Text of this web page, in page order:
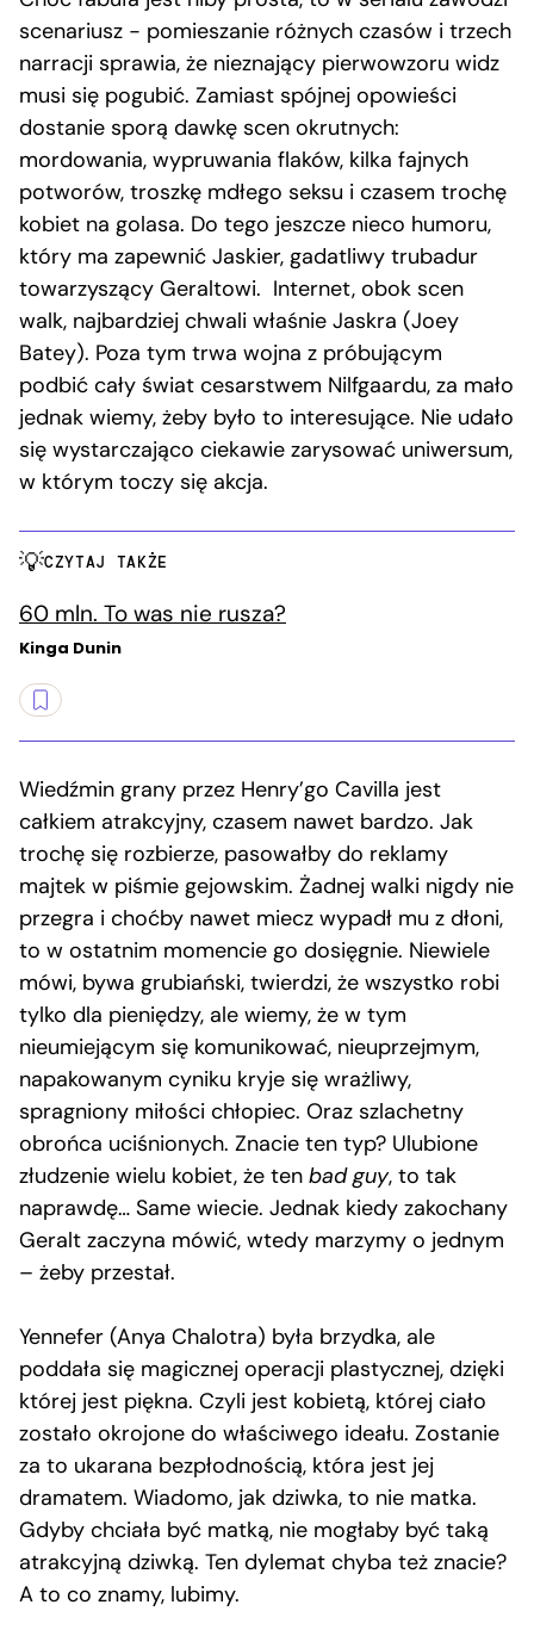
scenariusz − pomieszanie różnych czasów i trzech
narracji sprawia, że nieznający pierwowzoru widz
musi się pogubić. Zamiast spójnej opowieści
dostanie sporą dawkę scen okrutnych:
mordowania, wypruwania flaków, kilka fajnych
potworów, troszkę mdłego seksu i czasem trochę
kobiet na golasa. Do tego jeszcze nieco humoru,
który ma zapewnić Jaskier, gadatliwy trubadur
towarzyszący Geraltowi. Internet, obok scen
walk, najbardziej chwali właśnie Jaskra (Joey
Batey). Poza tym trwa wojna z próbującym
podbić cały świat cesarstwem Nilfgaardu, za mało
jednak wiemy, żeby było to interesujące. Nie udało
się wystarczająco ciekawie zarysować uniwersum,
w którym toczy się akcja.
CZYTAJ TAKŻE
60 mln. To was nie rusza?
Kinga Dunin
Wiedźmin grany przez Henry’go Cavilla jest
całkiem atrakcyjny, czasem nawet bardzo. Jak
trochę się rozbierze, pasowałby do reklamy
majtek w piśmie gejowskim. Żadnej walki nigdy nie
przegra i choćby nawet miecz wypadł mu z dłoni,
to w ostatnim momencie go dosięgnie. Niewiele
mówi, bywa grubiański, twierdzi, że wszystko robi
tylko dla pieniędzy, ale wiemy, że w tym
nieumiejącym się komunikować, nieuprzejmym,
napakowanym cyniku kryje się wrażliwy,
spragniony miłości chłopiec. Oraz szlachetny
obrońca uciśnionych. Znacie ten typ? Ulubione
złudzenie wielu kobiet, że ten bad guy, to tak
naprawdę… Same wiecie. Jednak kiedy zakochany
Geralt zaczyna mówić, wtedy marzymy o jednym
– żeby przestał.
Yennefer (Anya Chalotra) była brzydka, ale
poddała się magicznej operacji plastycznej, dzięki
której jest piękna. Czyli jest kobietą, której ciało
zostało okrojone do właściwego ideału. Zostanie
za to ukarana bezpłodnością, która jest jej
dramatem. Wiadomo, jak dziwka, to nie matka.
Gdyby chciała być matką, nie mogłaby być taką
atrakcyjną dziwką. Ten dylemat chyba też znacie?
A to co znamy, lubimy.